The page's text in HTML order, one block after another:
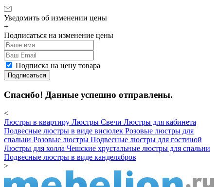
Уведомить об изменении цены
+
Подписаться на изменение цены
Подписка на цену товара
Подписаться
Спасибо! Данные успешно отправлены.
<
Люстры в квартиру Люстры Свечи Люстры для кабинета
Подвесные люстры в виде висюлек Розовые люстры для
спальни Розовые люстры Подвесные люстры для гостиной
Люстры для холла Чешские хрустальные люстры для спальни
Подвесные люстры в виде канделябров
>